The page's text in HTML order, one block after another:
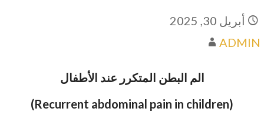
أبريل 30, 2025
ADMIN
الم البطن المتكرر عند الأطفال
(Recurrent abdominal pain in children)